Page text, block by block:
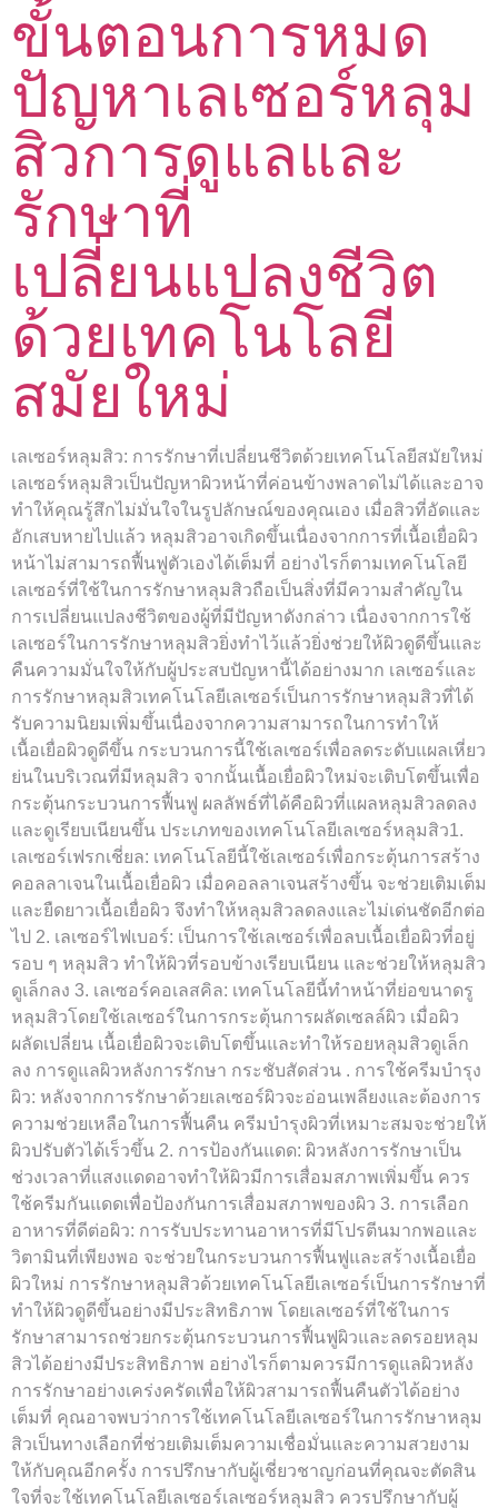
ขั้นตอนการหมด
ปัญหาเลเซอร์หลุม
สิวการดูแลและ
รักษาที่
เปลี่ยนแปลงชีวิต
ด้วยเทคโนโลยี
สมัยใหม่
เลเซอร์หลุมสิว: การรักษาที่เปลี่ยนชีวิตด้วยเทคโนโลยีสมัยใหม่
เลเซอร์หลุมสิวเป็นปัญหาผิวหน้าที่ค่อนข้างพลาดไม่ได้และอาจ
ทำให้คุณรู้สึกไม่มั่นใจในรูปลักษณ์ของคุณเอง เมื่อสิวที่อัดและ
อักเสบหายไปแล้ว หลุมสิวอาจเกิดขึ้นเนื่องจากการที่เนื้อเยื่อผิว
หน้าไม่สามารถฟื้นฟูตัวเองได้เต็มที่ อย่างไรก็ตามเทคโนโลยี
เลเซอร์ที่ใช้ในการรักษาหลุมสิวถือเป็นสิ่งที่มีความสำคัญใน
การเปลี่ยนแปลงชีวิตของผู้ที่มีปัญหาดังกล่าว เนื่องจากการใช้
เลเซอร์ในการรักษาหลุมสิวยิ่งทำไว้แล้วยิ่งช่วยให้ผิวดูดีขึ้นและ
คืนความมั่นใจให้กับผู้ประสบปัญหานี้ได้อย่างมาก เลเซอร์และ
การรักษาหลุมสิวเทคโนโลยีเลเซอร์เป็นการรักษาหลุมสิวที่ได้
รับความนิยมเพิ่มขึ้นเนื่องจากความสามารถในการทำให้
เนื้อเยื่อผิวดูดีขึ้น กระบวนการนี้ใช้เลเซอร์เพื่อลดระดับแผลเหี่ยว
ย่นในบริเวณที่มีหลุมสิว จากนั้นเนื้อเยื่อผิวใหม่จะเติบโตขึ้นเพื่อ
กระตุ้นกระบวนการฟื้นฟู ผลลัพธ์ที่ได้คือผิวที่แผลหลุมสิวลดลง
และดูเรียบเนียนขึ้น ประเภทของเทคโนโลยีเลเซอร์หลุมสิว1.
เลเซอร์เฟรกเชี่ยล: เทคโนโลยีนี้ใช้เลเซอร์เพื่อกระตุ้นการสร้าง
คอลลาเจนในเนื้อเยื่อผิว เมื่อคอลลาเจนสร้างขึ้น จะช่วยเติมเต็ม
และยืดยาวเนื้อเยื่อผิว จึงทำให้หลุมสิวลดลงและไม่เด่นชัดอีกต่อ
ไป 2. เลเซอร์ไฟเบอร์: เป็นการใช้เลเซอร์เพื่อลบเนื้อเยื่อผิวที่อยู่
รอบ ๆ หลุมสิว ทำให้ผิวที่รอบข้างเรียบเนียน และช่วยให้หลุมสิว
ดูเล็กลง 3. เลเซอร์คอเลสคิล: เทคโนโลยีนี้ทำหน้าที่ย่อขนาดรู
หลุมสิวโดยใช้เลเซอร์ในการกระตุ้นการผลัดเซลล์ผิว เมื่อผิว
ผลัดเปลี่ยน เนื้อเยื่อผิวจะเติบโตขึ้นและทำให้รอยหลุมสิวดูเล็ก
ลง การดูแลผิวหลังการรักษา กระชับสัดส่วน . การใช้ครีมบำรุง
ผิว: หลังจากการรักษาด้วยเลเซอร์ผิวจะอ่อนเพลียงและต้องการ
ความช่วยเหลือในการฟื้นคืน ครีมบำรุงผิวที่เหมาะสมจะช่วยให้
ผิวปรับตัวได้เร็วขึ้น 2. การป้องกันแดด: ผิวหลังการรักษาเป็น
ช่วงเวลาที่แสงแดดอาจทำให้ผิวมีการเสื่อมสภาพเพิ่มขึ้น ควร
ใช้ครีมกันแดดเพื่อป้องกันการเสื่อมสภาพของผิว 3. การเลือก
อาหารที่ดีต่อผิว: การรับประทานอาหารที่มีโปรตีนมากพอและ
วิตามินที่เพียงพอ จะช่วยในกระบวนการฟื้นฟูและสร้างเนื้อเยื่อ
ผิวใหม่ การรักษาหลุมสิวด้วยเทคโนโลยีเลเซอร์เป็นการรักษาที่
ทำให้ผิวดูดีขึ้นอย่างมีประสิทธิภาพ โดยเลเซอร์ที่ใช้ในการ
รักษาสามารถช่วยกระตุ้นกระบวนการฟื้นฟูผิวและลดรอยหลุม
สิวได้อย่างมีประสิทธิภาพ อย่างไรก็ตามควรมีการดูแลผิวหลัง
การรักษาอย่างเคร่งครัดเพื่อให้ผิวสามารถฟื้นคืนตัวได้อย่าง
เต็มที่ คุณอาจพบว่าการใช้เทคโนโลยีเลเซอร์ในการรักษาหลุม
สิวเป็นทางเลือกที่ช่วยเติมเต็มความเชื่อมั่นและความสวยงาม
ให้กับคุณอีกครั้ง การปรึกษากับผู้เชี่ยวชาญก่อนที่คุณจะตัดสิน
ใจที่จะใช้เทคโนโลยีเลเซอร์เลเซอร์หลุมสิว ควรปรึกษากับผู้